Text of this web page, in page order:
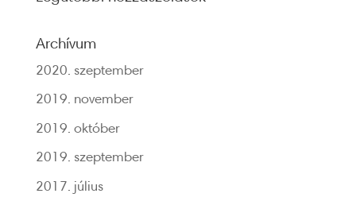
Archívum
2020. szeptember
2019. november
2019. október
2019. szeptember
2017. július